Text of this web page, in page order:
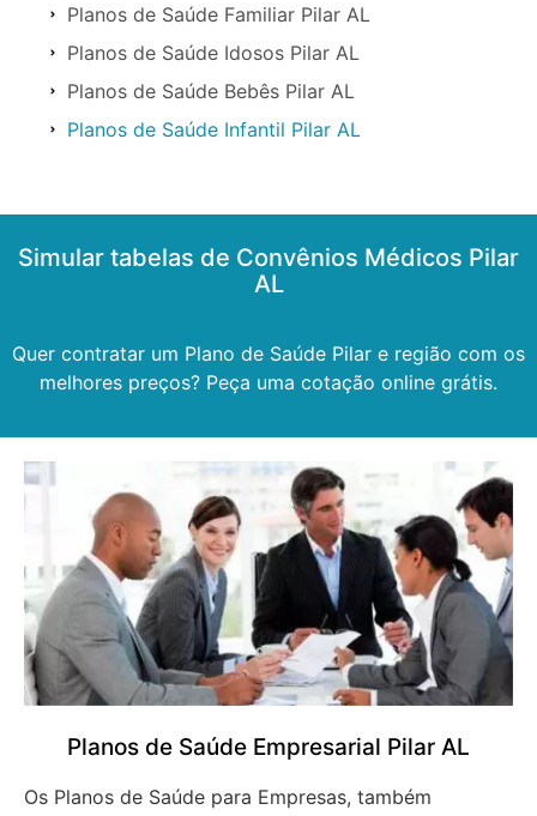
Planos de Saúde Familiar Pilar AL
Planos de Saúde Idosos Pilar AL
Planos de Saúde Bebês Pilar AL
Planos de Saúde Infantil Pilar AL
Simular tabelas de Convênios Médicos Pilar
AL
Quer contratar um Plano de Saúde Pilar e região com os
melhores preços? Peça uma cotação online grátis.
Planos de Saúde Empresarial Pilar AL
Os Planos de Saúde para Empresas, também